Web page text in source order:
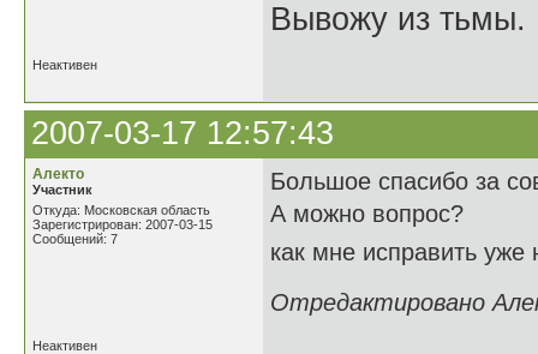
Вывожу из тьмы.
Неактивен
2007-03-17 12:57:43
Алекто
Участник
Откуда: Московская область
Зарегистрирован: 2007-03-15
Сообщений: 7
Большое спасибо за
А можно вопрос?
как мне исправить уже
Отредактировано
Неактивен